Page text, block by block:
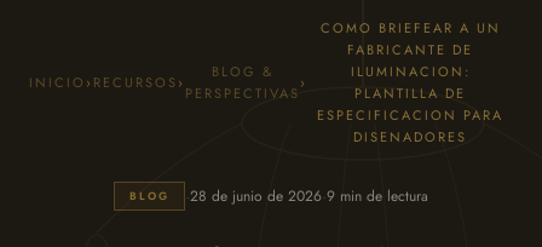
INICIO › RECURSOS›
BLOG &
PERSPECTIVAS
›
COMO BRIEFEAR A UN
FABRICANTE DE
ILUMINACION:
PLANTILLA DE
ESPECIFICACION PARA
DISENADORES
BLOG ·28 de junio de 2026·9 min de lectura